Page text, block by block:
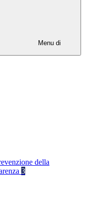
Menu di
della
3